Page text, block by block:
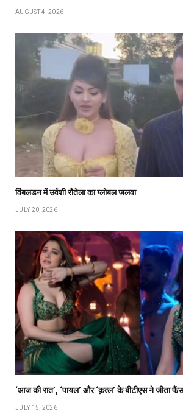
AUGUST 4, 2026
विंबलडन में उर्वशी रौतेला का ग्लोबल जलवा
JULY 20, 2026
‘आज की रात’, ‘पायल’ और ‘क़त्ल’ के बीटीएस ने जीता
JULY 15, 2026